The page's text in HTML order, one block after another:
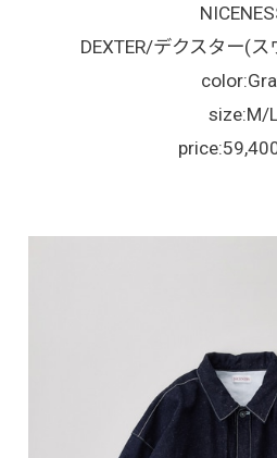
DEXTER/デクスター(
size:M/L